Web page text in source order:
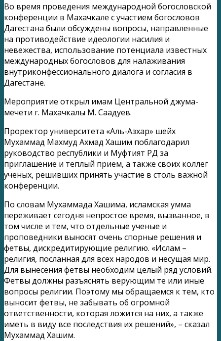
Во время проведения международной богословской
конференции в Махачкале с участием богословов
Дагестана были обсуждены вопросы, направленные
на противодействие идеологии насилия и
невежества, использование потенциала известных
международных богословов для налаживания
внутриконфессионального диалога и согласия в
Дагестане.
Мероприятие открыл имам Центральной джума-
мечети г. Махачкалы М. Саадуев.
Проректор университета «Аль-Азхар» шейх
Мухаммад Махмуд Ахмад Хашим поблагодарил
руководство республики и Муфтият РД за
приглашение и теплый прием, а также своих коллег
ученых, решивших принять участие в столь важной
конференции.
По словам Мухаммада Хашима, исламская умма
переживает сегодня непростое время, вызванное, в
том числе и тем, что отдельные ученые и
проповедники выносят очень спорные решения и
фетвы, дискредитирующие религию. «Ислам –
религия, посланная для всех народов и несущая мир.
Для вынесения фетвы необходим целый ряд условий.
Фетвы должны разъяснять верующим те или иные
вопросы религии. Поэтому мы обращаемся к тем, кто
выносит фетвы, не забывать об огромной
ответственности, которая ложится на них, а также
иметь в виду все последствия их решений», – сказал
Мухаммад Хашим.